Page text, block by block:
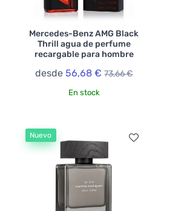
Mercedes-Benz AMG Black
Thrill agua de perfume
recargable para hombre
desde56,68 € 73,66 €
En stock
Nuevo